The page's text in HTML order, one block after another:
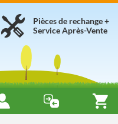
Pièces de rechange +
Service Après-Vente